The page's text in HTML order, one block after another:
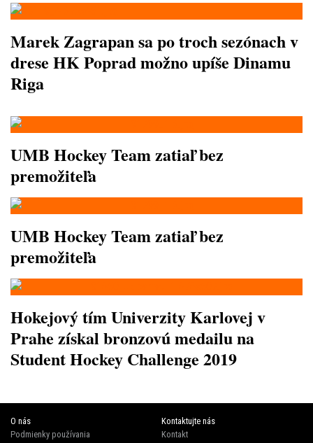
Marek Zagrapan sa po troch sezónach v
drese HK Poprad možno upíše Dinamu
Riga
UMB Hockey Team zatiaľ bez
premožiteľa
UMB Hockey Team zatiaľ bez
premožiteľa
Hokejový tím Univerzity Karlovej v
Prahe získal bronzovú medailu na
Student Hockey Challenge 2019
O nás
Podmienky používania
Kontaktujte nás
Kontakt